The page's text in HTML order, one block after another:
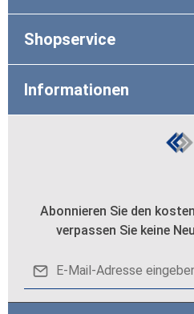
Shopservice
Informationen
Abonnieren Sie den
verpassen Sie keine
E-
Datenschutz